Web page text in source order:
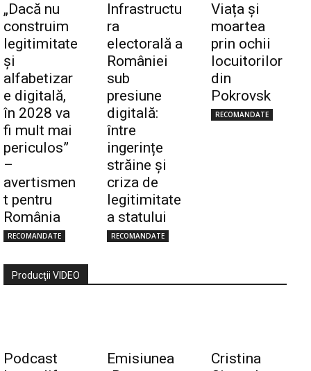
„Dacă nu
construim
legitimitate
și
alfabetizar
e digitală,
în 2028 va
fi mult mai
periculos”
–
avertismen
t pentru
România
RECOMANDATE
Infrastructu
ra
electorală a
României
sub
presiune
digitală:
între
ingerințe
străine și
criza de
legitimitate
a statului
RECOMANDATE
Viața și
moartea
prin ochii
locuitorilor
din
Pokrovsk
RECOMANDATE
Producţii VIDEO
Podcast
Emisiunea
Cristina